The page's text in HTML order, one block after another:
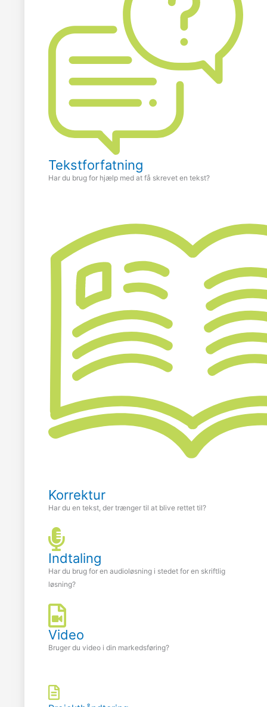
Tekstforfatning
Har du brug for hjælp med at få skrevet en tekst?
Korrektur
Har du en tekst, der trænger til at blive rettet til?
Indtaling
Har du brug for en audioløsning i stedet for en skriftlig
løsning?
Video
Bruger du video i din markedsføring?